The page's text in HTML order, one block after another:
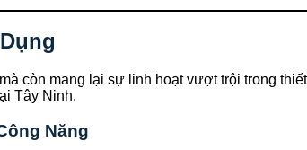
còn mang lại sự linh hoạt vượt trội trong
Tây Ninh.
Năng